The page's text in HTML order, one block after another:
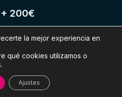
+ 200€
CGPBikes
la mejor experiencia en
qué cookies utilizamos o
Ajustes